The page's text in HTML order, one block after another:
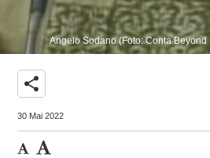
Angelo Sodano (Foto: Conta Beyond
share
30 Mai 2022